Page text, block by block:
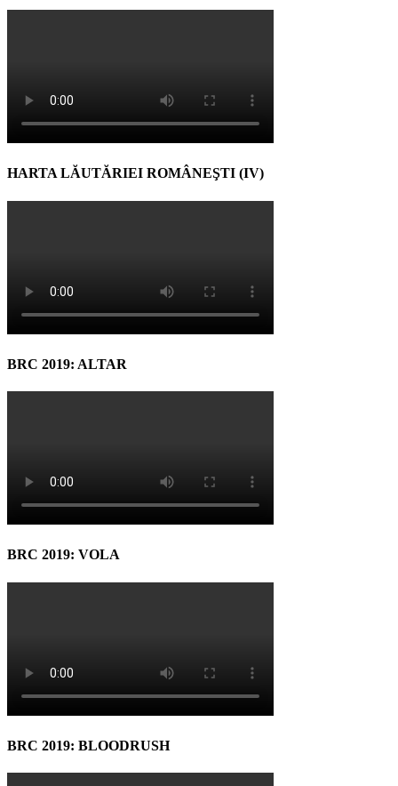
HARTA LĂUTĂRIEI ROMÂNEŞTI (IV)
BRC 2019: ALTAR
BRC 2019: VOLA
BRC 2019: BLOODRUSH